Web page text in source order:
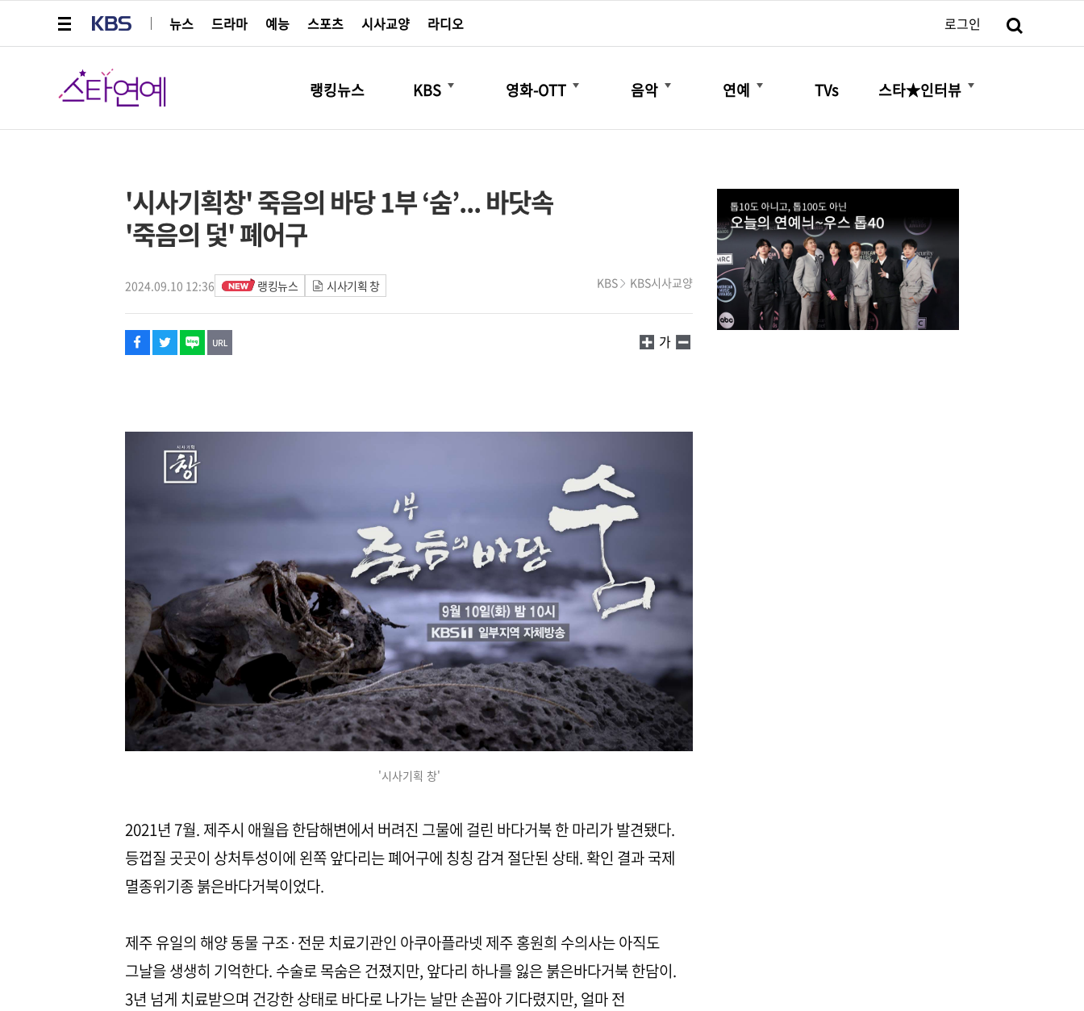
뉴스
드라마 예능 스포츠 시사교양 라디오 로그인
스타연예
랭킹뉴스 KBS
더보기
영화-OTT
더보기
음악
더보기
연예
더보기
TVs 스타★인터뷰
더보기
'시사기획창' 죽음의 바당 1부 ‘숨’... 바닷속
'죽음의 덫' 폐어구
2024.09.10 12:36 랭킹뉴스 시사기획 창 KBS KBS시사교양
페이스북
트위터
네이버
URL복사
글씨 작게보기
가
글씨 크게보기
'시사기획 창'
2021년 7월. 제주시 애월읍 한담해변에서 버려진 그물에 걸린 바다거북 한 마리가 발견됐다.
등껍질 곳곳이 상처투성이에 왼쪽 앞다리는 폐어구에 칭칭 감겨 절단된 상태. 확인 결과 국제
멸종위기종 붉은바다거북이었다.
제주 유일의 해양 동물 구조·전문 치료기관인 아쿠아플라넷 제주 홍원희 수의사는 아직도
그날을 생생히 기억한다. 수술로 목숨은 건졌지만, 앞다리 하나를 잃은 붉은바다거북 한담이.
3년 넘게 치료받으며 건강한 상태로 바다로 나가는 날만 손꼽아 기다렸지만, 얼마 전